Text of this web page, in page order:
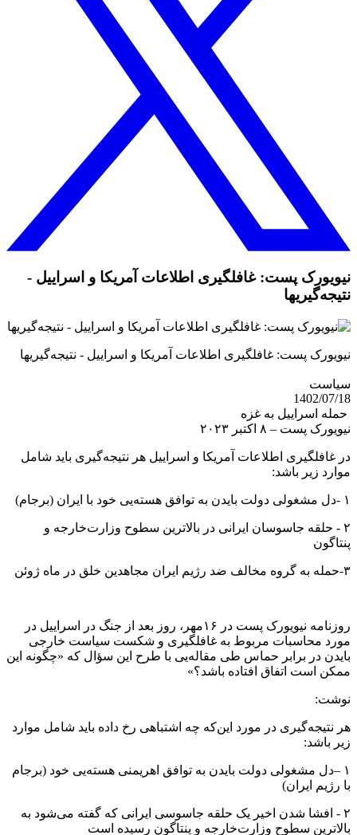
نیویورک پست: غافلگیری اطلاعات آمریکا و اسراییل -
نتیجه‌گیریها
نیویورک پست: غافلگیری اطلاعات آمریکا و اسراییل - نتیجه‌گیریها
سیاست
1402/07/18
حمله اسراییل به غزه
نیویورک پست – ۸ اکتبر ۲۰۲۳
در غافلگیری اطلاعات آمریکا و اسراییل هر نتیجه‌گیری باید شامل
موارد زیر باشد:
۱ -دل مشغولی دولت بایدن به توافق هسته‌یی خود با ایران (برجام)
۲ - حلقه جاسوسان ایرانی در بالاترین سطوح وزارت‌خارجه و
پنتاگون
۳-حمله به گروه مخالف ضد رژیم ایران مجاهدین خلق در ماه ژوئن
روزنامه نیویورک پست در ۱۶مهر، روز بعد از جنگ در اسراییل در
مورد محاسبات مربوط به غافلگیری و شکست سیاست خارجی
بایدن در برابر حماس طی مقاله‌یی با طرح این سؤال که «چگونه این
ممکن است اتفاق افتاده باشد؟»
نوشت:
هر نتیجه‌گیری در مورد این‌که چه اشتباهی رخ داده باید شامل موارد
زیر باشد:
۱ –دل مشغولی دولت بایدن به توافق اهریمنی هسته‌یی خود (برجام
با رژیم ایران)
۲ - افشا شدن اخیر یک حلقه جاسوسی ایرانی که گفته می‌شود به
بالاترین سطوح وزارت‌خارجه و پنتاگون رسیده است